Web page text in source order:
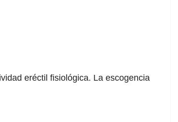
eréctil fisiológica. La escogencia